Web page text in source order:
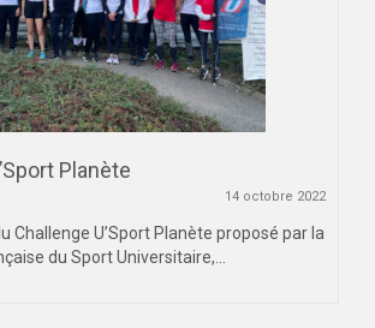
Planète
14 octobre 2022
Challenge U’Sport Planète proposé par la
du Sport Universitaire,...